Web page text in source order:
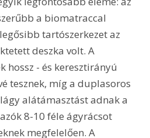
a biomatraccal
tartószerkezet az
deszka volt. A
hossz - és keresztirányú
tesznek, míg a duplasoros
alátámasztást adnak a
8-10 féle ágyrácsot
megfelelően. A